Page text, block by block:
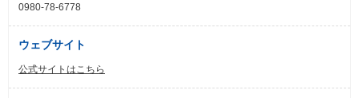
0980-78-6778
ウェブサイト
公式サイトはこちら